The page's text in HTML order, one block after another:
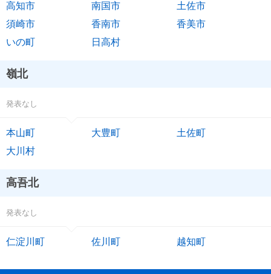
高知市 南国市
土佐市
須崎市
香南市
香美市
いの町
日高村
嶺北
発表なし
本山町 大豊町
土佐町
大川村
高吾北
発表なし
仁淀川町 佐川町 越知町